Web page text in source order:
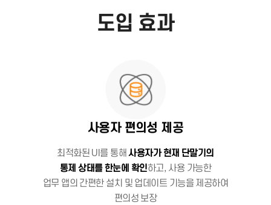
도입 효과
사용자 편의성 제공
최적화된 UI를 통해사용자가 현재 단말기의
통제 상태를 한눈에 확인하고, 사용 가능한
업무 앱의 간편한 설치 및 업데이트 기능을 제공하여
편의성 보장